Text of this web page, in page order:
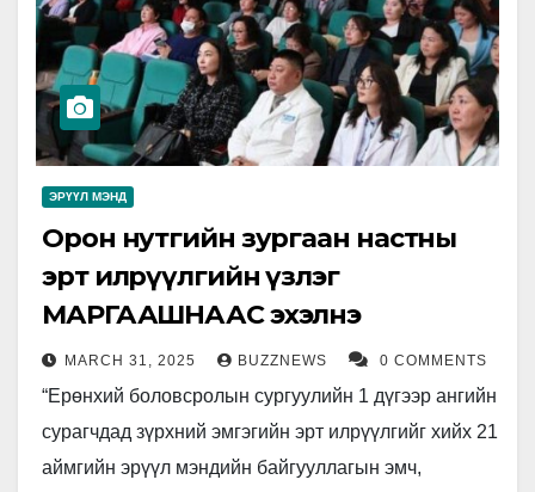
ЭРҮҮЛ МЭНД
Орон нутгийн зургаан настны
эрт илрүүлгийн үзлэг
МАРГААШНААС эхэлнэ
MARCH 31, 2025 BUZZNEWS 0 COMMENTS
“Ерөнхий боловсролын сургуулийн 1 дүгээр ангийн
сурагчдад зүрхний эмгэгийн эрт илрүүлгийг хийх 21
аймгийн эрүүл мэндийн байгууллагын эмч,